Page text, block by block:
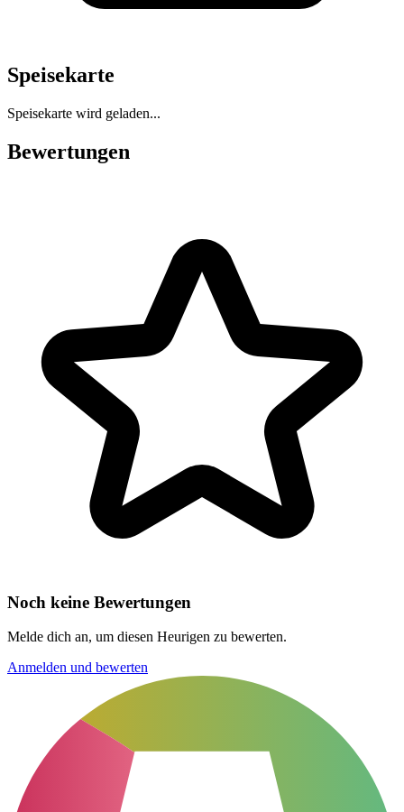
Speisekarte
Speisekarte wird geladen...
Bewertungen
Noch keine Bewertungen
Melde dich an, um diesen Heurigen zu bewerten.
Anmelden und bewerten